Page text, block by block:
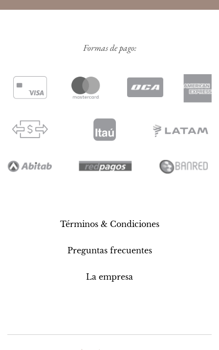
Formas de pago:
Términos & Condiciones
Preguntas frecuentes
La empresa